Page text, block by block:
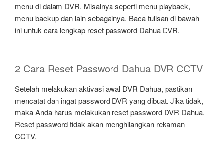
menu di dalam DVR. Misalnya seperti menu playback,
menu backup dan lain sebagainya. Baca tulisan di bawah
ini untuk cara lengkap reset password Dahua DVR.
2 Cara Reset Password Dahua DVR CCTV
Setelah melakukan aktivasi awal DVR Dahua, pastikan
mencatat dan ingat password DVR yang dibuat. Jika tidak,
maka Anda harus melakukan reset password DVR Dahua.
Reset password tidak akan menghilangkan rekaman
CCTV.